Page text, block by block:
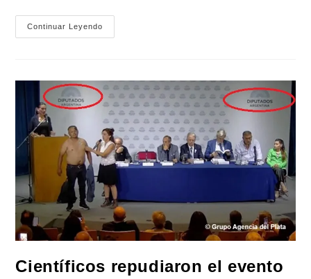
Continuar Leyendo
Repudió
Unidos
En
Venezuela
Científicos repudiaron el evento